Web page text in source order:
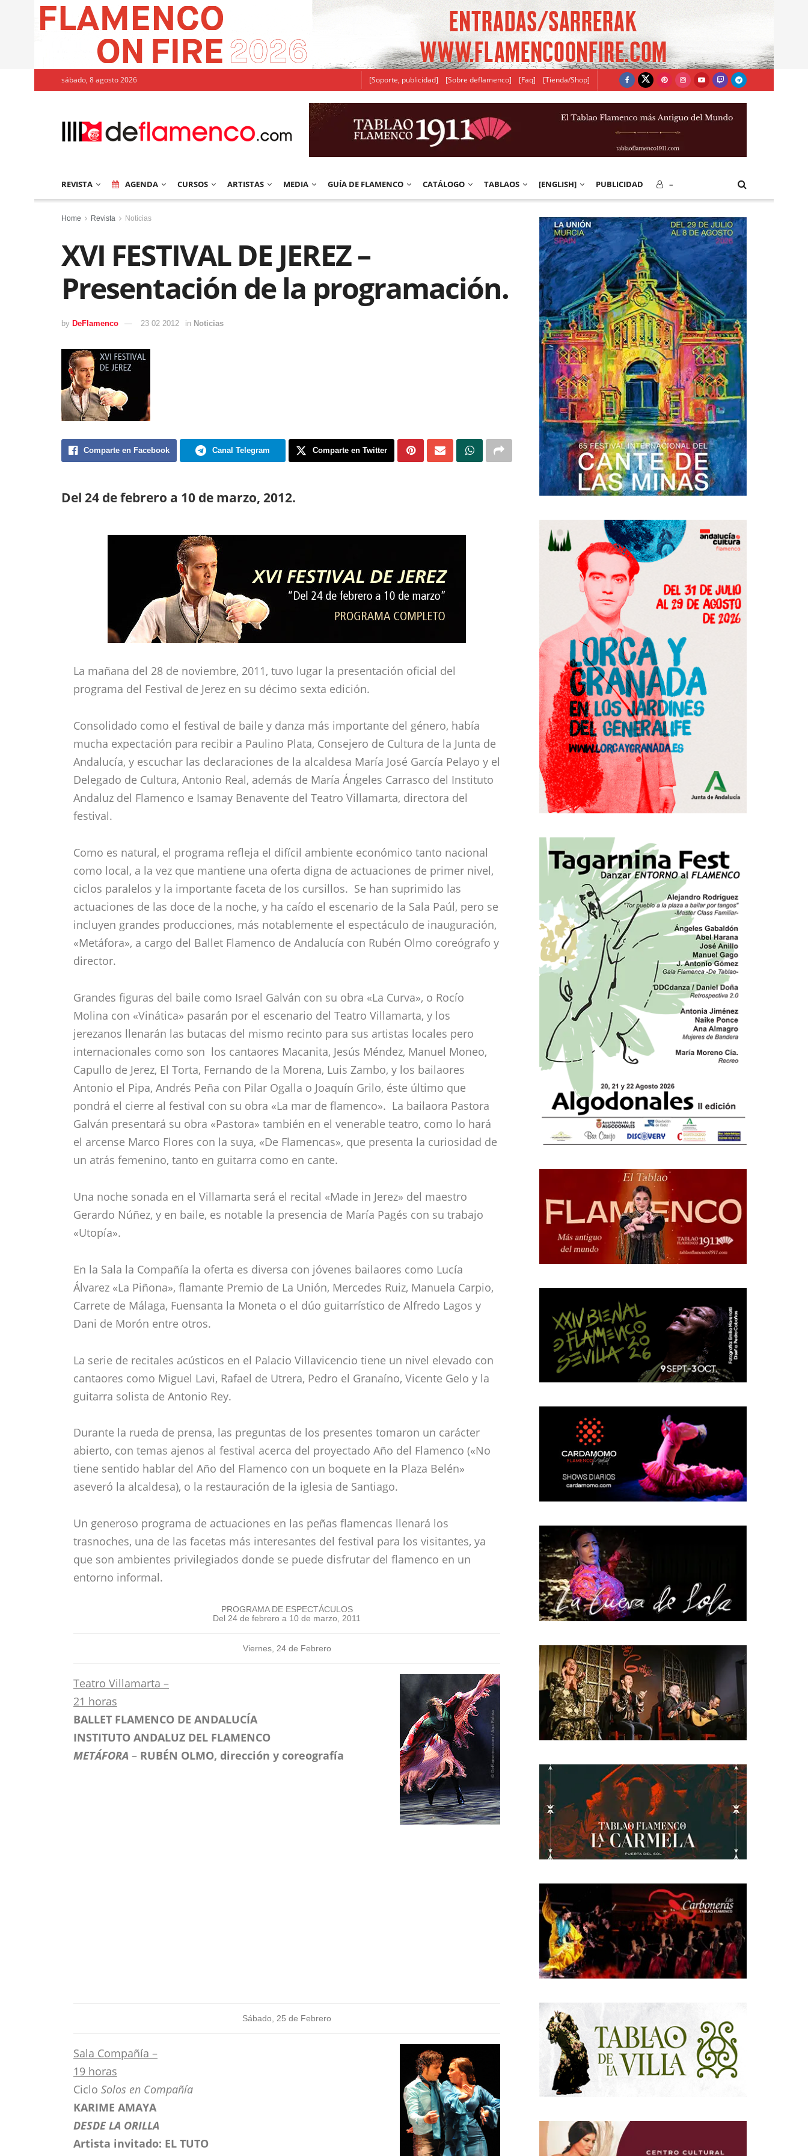
sábado, 8 agosto 2026 [Soporte, publicidad] [Sobre deflamenco] [Faq] [Tienda/Shop]
REVISTA AGENDA CURSOS ARTISTAS MEDIA GUÍA DE FLAMENCO CATÁLOGO TABLAOS [ENGLISH] PUBLICIDAD –
Home Revista Noticias
XVI FESTIVAL DE JEREZ –
Presentación de la programación.
by DeFlamenco 23 02 2012 in Noticias
Comparte en Facebook Canal Telegram Comparte en Twitter
Del 24 de febrero a 10 de marzo, 2012.
La mañana del 28 de noviembre, 2011, tuvo lugar la presentación oficial del
programa del Festival de Jerez en su décimo sexta edición.
Consolidado como el festival de baile y danza más importante del género, había
mucha expectación para recibir a Paulino Plata, Consejero de Cultura de la Junta de
Andalucía, y escuchar las declaraciones de la alcaldesa María José García Pelayo y el
Delegado de Cultura, Antonio Real, además de María Ángeles Carrasco del Instituto
Andaluz del Flamenco e Isamay Benavente del Teatro Villamarta, directora del
festival.
Como es natural, el programa refleja el difícil ambiente económico tanto nacional
como local, a la vez que mantiene una oferta digna de actuaciones de primer nivel,
ciclos paralelos y la importante faceta de los cursillos. Se han suprimido las
actuaciones de las doce de la noche, y ha caído el escenario de la Sala Paúl, pero se
incluyen grandes producciones, más notablemente el espectáculo de inauguración,
«Metáfora», a cargo del Ballet Flamenco de Andalucía con Rubén Olmo coreógrafo y
director.
Grandes figuras del baile como Israel Galván con su obra «La Curva», o Rocío
Molina con «Vinática» pasarán por el escenario del Teatro Villamarta, y los
jerezanos llenarán las butacas del mismo recinto para sus artistas locales pero
internacionales como son los cantaores Macanita, Jesús Méndez, Manuel Moneo,
Capullo de Jerez, El Torta, Fernando de la Morena, Luis Zambo, y los bailaores
Antonio el Pipa, Andrés Peña con Pilar Ogalla o Joaquín Grilo, éste último que
pondrá el cierre al festival con su obra «La mar de flamenco». La bailaora Pastora
Galván presentará su obra «Pastora» también en el venerable teatro, como lo hará
el arcense Marco Flores con la suya, «De Flamencas», que presenta la curiosidad de
un atrás femenino, tanto en guitarra como en cante.
Una noche sonada en el Villamarta será el recital «Made in Jerez» del maestro
Gerardo Núñez, y en baile, es notable la presencia de María Pagés con su trabajo
«Utopía».
En la Sala la Compañía la oferta es diversa con jóvenes bailaores como Lucía
Álvarez «La Piñona», flamante Premio de La Unión, Mercedes Ruiz, Manuela Carpio,
Carrete de Málaga, Fuensanta la Moneta o el dúo guitarrístico de Alfredo Lagos y
Dani de Morón entre otros.
La serie de recitales acústicos en el Palacio Villavicencio tiene un nivel elevado con
cantaores como Miguel Lavi, Rafael de Utrera, Pedro el Granaíno, Vicente Gelo y la
guitarra solista de Antonio Rey.
Durante la rueda de prensa, las preguntas de los presentes tomaron un carácter
abierto, con temas ajenos al festival acerca del proyectado Año del Flamenco («No
tiene sentido hablar del Año del Flamenco con un boquete en la Plaza Belén»
aseveró la alcaldesa), o la restauración de la iglesia de Santiago.
Un generoso programa de actuaciones en las peñas flamencas llenará los
trasnoches, una de las facetas más interesantes del festival para los visitantes, ya
que son ambientes privilegiados donde se puede disfrutar del flamenco en un
entorno informal.
PROGRAMA DE ESPECTÁCULOS
Del 24 de febrero a 10 de marzo, 2011
Viernes, 24 de Febrero
Teatro Villamarta –
21 horas
BALLET FLAMENCO DE ANDALUCÍA
INSTITUTO ANDALUZ DEL FLAMENCO
METÁFORA – RUBÉN OLMO, dirección y coreografía
Sábado, 25 de Febrero
Sala Compañía –
19 horas
Ciclo Solos en Compañía
KARIME AMAYA
DESDE LA ORILLA
Artista invitado: EL TUTO